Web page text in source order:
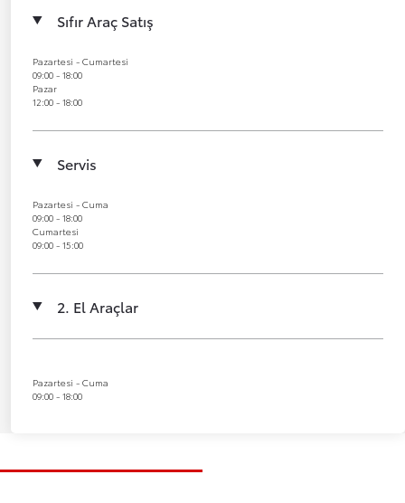
Sıfır Araç Satış
Pazartesi - Cumartesi
09:00 - 18:00
Pazar
12:00 - 18:00
Servis
Pazartesi - Cuma
09:00 - 18:00
Cumartesi
09:00 - 15:00
2. El Araçlar
Pazartesi - Cuma
09:00 - 18:00